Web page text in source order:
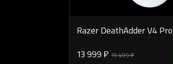
Razer DeathAdder V4
13 999 ₽ 15 499 ₽